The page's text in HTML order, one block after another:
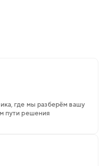
где мы разберём вашу
пути решения